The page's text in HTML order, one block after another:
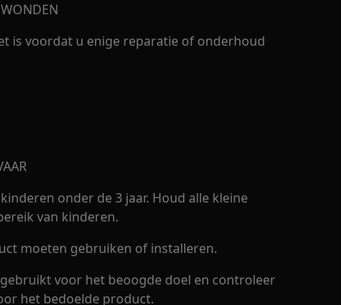
is voordat u enige reparatie of onderhoud
onder de 3 jaar. Houd alle kleine
van kinderen.
moeten gebruiken of installeren.
voor het beoogde doel en controleer
het bedoelde product.